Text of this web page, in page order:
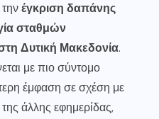
έγκριση δαπάνης
σταθμών
Δυτική Μακεδονία.
με πιο σύντομο
έμφαση σε σχέση με
άλλης εφημερίδας,